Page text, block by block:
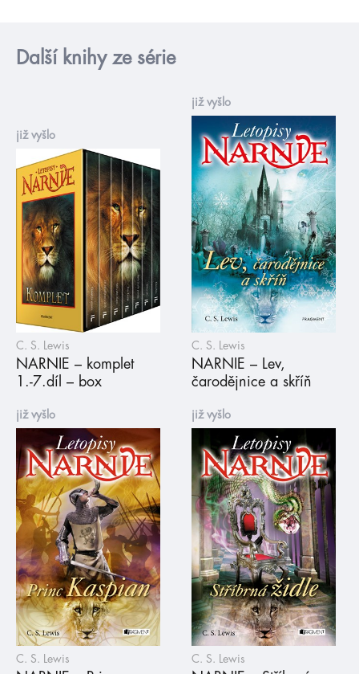
Další knihy ze série
již vyšlo
C. S. Lewis
NARNIE – komplet
1.-7.díl – box
již vyšlo
C. S. Lewis
NARNIE – Lev,
čarodějnice a skříň
již vyšlo
C. S. Lewis
již vyšlo
C. S. Lewis